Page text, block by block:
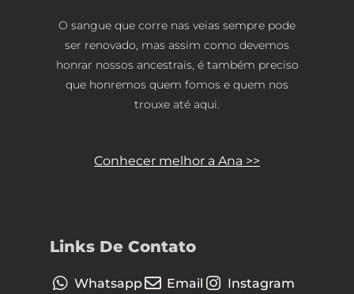
O sangue que corre nas veias sempre pode
ser renovado, mas assim como devemos
honrar nossos ancestrais, é também preciso
que honremos quem fomos e quem nos
trouxe até aqui.
Conhecer melhor a Ana >>
Links De Contato
Whatsapp Email
Instagram